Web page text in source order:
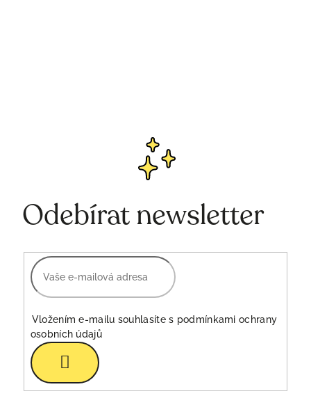
Odebírat newsletter
Vložením e-mailu souhlasíte s podmínkami ochrany
osobních údajů
Přihlásit